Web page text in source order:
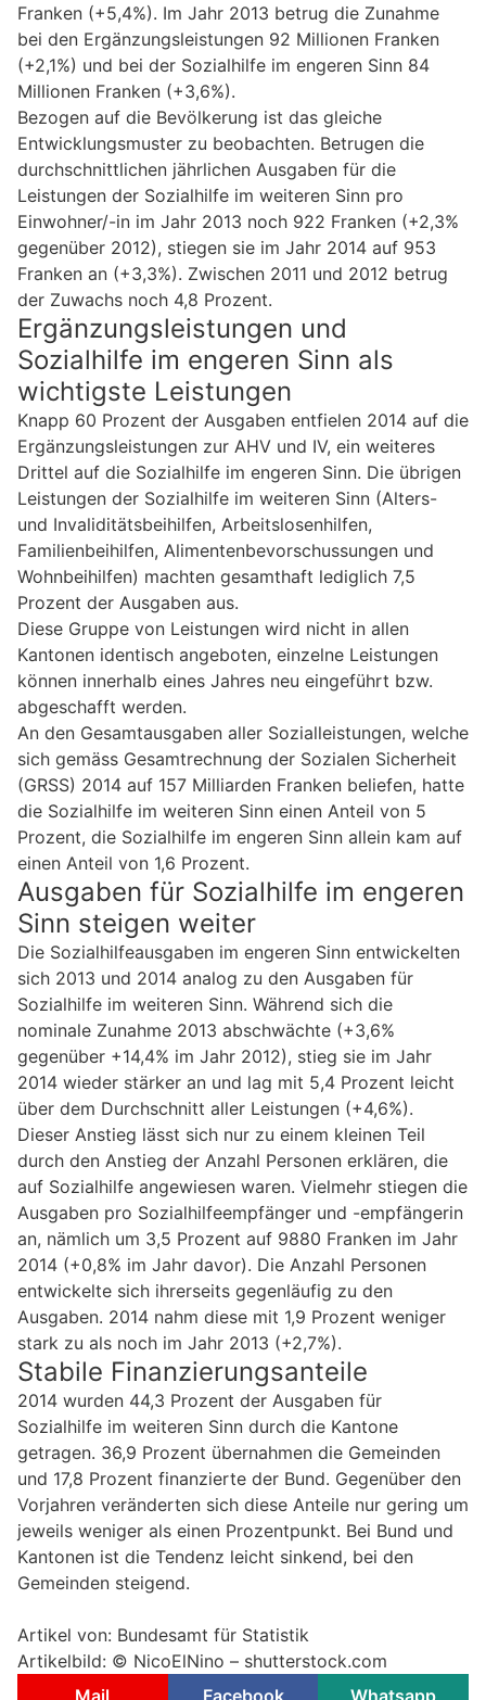
Franken (+5,4%). Im Jahr 2013 betrug die Zunahme
bei den Ergänzungsleistungen 92 Millionen Franken
(+2,1%) und bei der Sozialhilfe im engeren Sinn 84
Millionen Franken (+3,6%).
Bezogen auf die Bevölkerung ist das gleiche
Entwicklungsmuster zu beobachten. Betrugen die
durchschnittlichen jährlichen Ausgaben für die
Leistungen der Sozialhilfe im weiteren Sinn pro
Einwohner/-in im Jahr 2013 noch 922 Franken (+2,3%
gegenüber 2012), stiegen sie im Jahr 2014 auf 953
Franken an (+3,3%). Zwischen 2011 und 2012 betrug
der Zuwachs noch 4,8 Prozent.
Ergänzungsleistungen und
Sozialhilfe im engeren Sinn als
wichtigste Leistungen
Knapp 60 Prozent der Ausgaben entfielen 2014 auf die
Ergänzungsleistungen zur AHV und IV, ein weiteres
Drittel auf die Sozialhilfe im engeren Sinn. Die übrigen
Leistungen der Sozialhilfe im weiteren Sinn (Alters-
und Invaliditätsbeihilfen, Arbeitslosenhilfen,
Familienbeihilfen, Alimentenbevorschussungen und
Wohnbeihilfen) machten gesamthaft lediglich 7,5
Prozent der Ausgaben aus.
Diese Gruppe von Leistungen wird nicht in allen
Kantonen identisch angeboten, einzelne Leistungen
können innerhalb eines Jahres neu eingeführt bzw.
abgeschafft werden.
An den Gesamtausgaben aller Sozialleistungen, welche
sich gemäss Gesamtrechnung der Sozialen Sicherheit
(GRSS) 2014 auf 157 Milliarden Franken beliefen, hatte
die Sozialhilfe im weiteren Sinn einen Anteil von 5
Prozent, die Sozialhilfe im engeren Sinn allein kam auf
einen Anteil von 1,6 Prozent.
Ausgaben für Sozialhilfe im engeren
Sinn steigen weiter
Die Sozialhilfeausgaben im engeren Sinn entwickelten
sich 2013 und 2014 analog zu den Ausgaben für
Sozialhilfe im weiteren Sinn. Während sich die
nominale Zunahme 2013 abschwächte (+3,6%
gegenüber +14,4% im Jahr 2012), stieg sie im Jahr
2014 wieder stärker an und lag mit 5,4 Prozent leicht
über dem Durchschnitt aller Leistungen (+4,6%).
Dieser Anstieg lässt sich nur zu einem kleinen Teil
durch den Anstieg der Anzahl Personen erklären, die
auf Sozialhilfe angewiesen waren. Vielmehr stiegen die
Ausgaben pro Sozialhilfeempfänger und -empfängerin
an, nämlich um 3,5 Prozent auf 9880 Franken im Jahr
2014 (+0,8% im Jahr davor). Die Anzahl Personen
entwickelte sich ihrerseits gegenläufig zu den
Ausgaben. 2014 nahm diese mit 1,9 Prozent weniger
stark zu als noch im Jahr 2013 (+2,7%).
Stabile Finanzierungsanteile
2014 wurden 44,3 Prozent der Ausgaben für
Sozialhilfe im weiteren Sinn durch die Kantone
getragen. 36,9 Prozent übernahmen die Gemeinden
und 17,8 Prozent finanzierte der Bund. Gegenüber den
Vorjahren veränderten sich diese Anteile nur gering um
jeweils weniger als einen Prozentpunkt. Bei Bund und
Kantonen ist die Tendenz leicht sinkend, bei den
Gemeinden steigend.
Artikel von: Bundesamt für Statistik
Artikelbild: © NicoElNino – shutterstock.com